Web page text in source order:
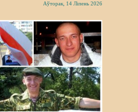
Аўторак, 14 Ліпень 2026